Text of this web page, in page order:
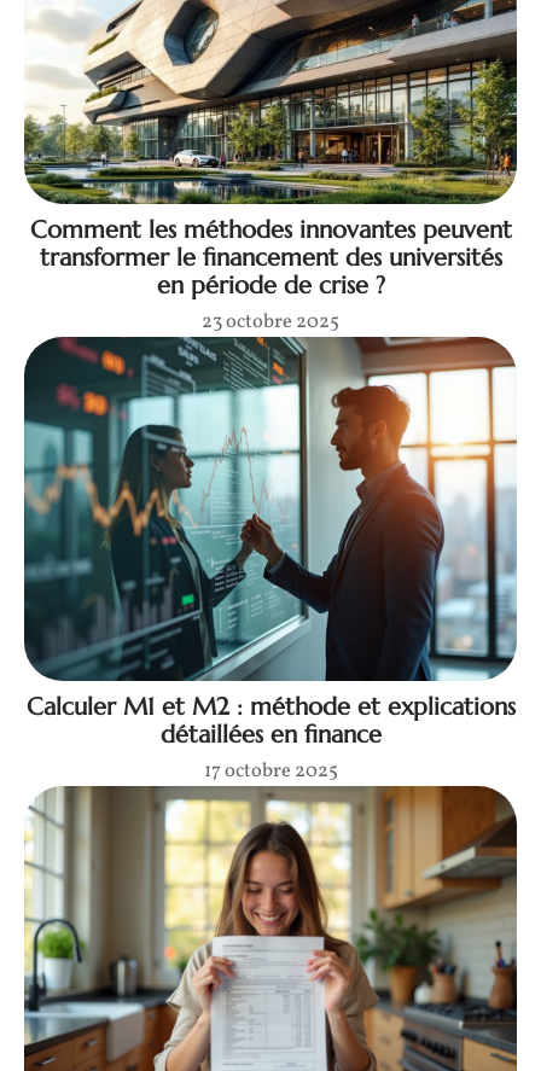
Comment les méthodes innovantes peuvent
transformer le financement des universités
en période de crise ?
23 octobre 2025
Calculer M1 et M2 : méthode et explications
détaillées en finance
17 octobre 2025